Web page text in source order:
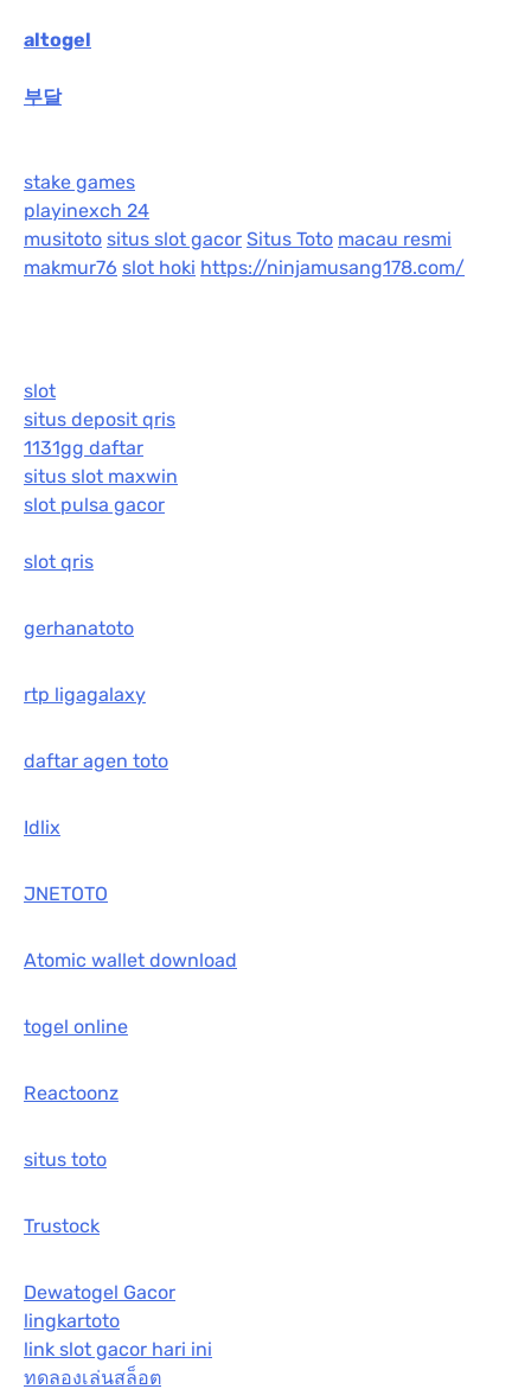
altogel
부달
stake games
playinexch 24
musitoto situs slot gacor Situs Toto macau resmi
makmur76 slot hoki https://ninjamusang178.com/
slot
situs deposit qris
1131gg daftar
situs slot maxwin
slot pulsa gacor
slot qris
gerhanatoto
rtp ligagalaxy
daftar agen toto
Idlix
JNETOTO
Atomic wallet download
togel online
Reactoonz
situs toto
Trustock
Dewatogel Gacor
lingkartoto
link slot gacor hari ini
ทดลองเล่นสล็อต